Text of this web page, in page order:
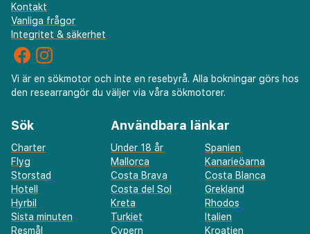
Kontakt
Vanliga frågor
Integritet & säkerhet
Vi är en sökmotor och inte en resebyrå. Alla bokningar görs hos
den researrangör du väljer via våra sökmotorer.
Sök
Charter
Flyg
Storstad
Hotell
Hyrbil
Sista minuten
Resmål
Användbara länkar
Under 18 år
Spanien
Mallorca
Kanarieöarna
Costa Brava
Costa Blanca
Costa del Sol
Grekland
Kreta
Rhodos
Turkiet
Italien
Cypern
Kroatien